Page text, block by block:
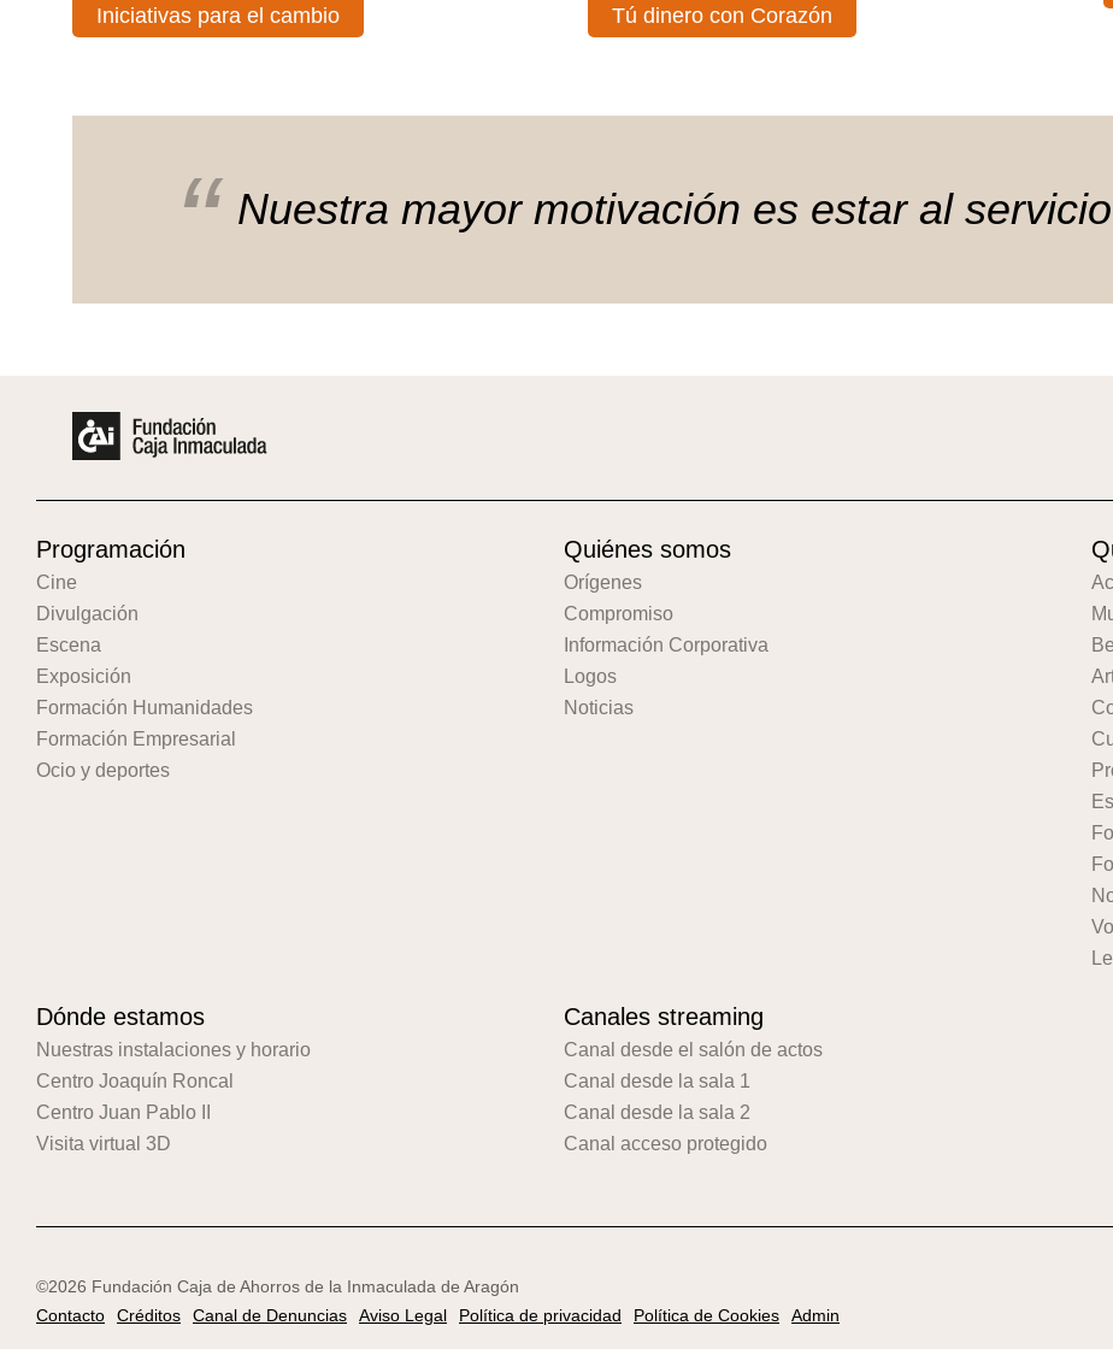
Iniciativas para el cambio Tú dinero con Corazón
Nuestra mayor motivación es estar al
Programación
Cine
Divulgación
Escena
Exposición
Formación Humanidades
Formación Empresarial
Ocio y deportes
Quiénes somos
Orígenes
Compromiso
Información Corporativa
Logos
Noticias
Dónde estamos
Nuestras instalaciones y horario
Centro Joaquín Roncal
Centro Juan Pablo II
Visita virtual 3D
Canales streaming
Canal desde el salón de actos
Canal desde la sala 1
Canal desde la sala 2
Canal acceso protegido
©2026 Fundación Caja de Ahorros de la Inmaculada de Aragón
Contacto
Créditos Canal de Denuncias Aviso Legal Política de privacidad Política de Cookies Admin